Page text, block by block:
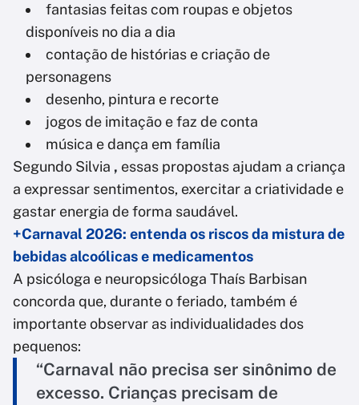
fantasias feitas com roupas e objetos
disponíveis no dia a dia
contação de histórias e criação de
personagens
desenho, pintura e recorte
jogos de imitação e faz de conta
música e dança em família
Segundo Silvia , essas propostas ajudam a criança
a expressar sentimentos, exercitar a criatividade e
gastar energia de forma saudável.
+Carnaval 2026: entenda os riscos da mistura de
bebidas alcoólicas e medicamentos
A psicóloga e neuropsicóloga Thaís Barbisan
concorda que, durante o feriado, também é
importante observar as individualidades dos
pequenos:
“Carnaval não precisa ser sinônimo de
excesso. Crianças precisam de